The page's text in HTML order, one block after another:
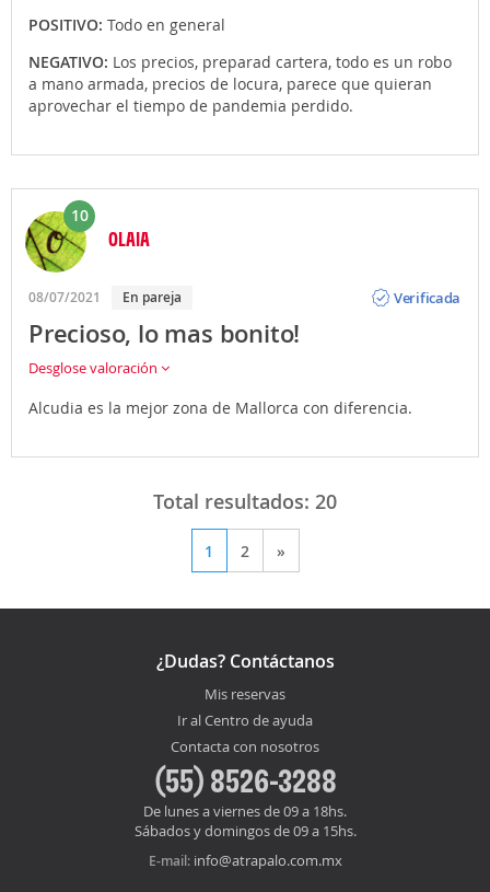
POSITIVO: Todo en general
NEGATIVO: Los precios, preparad cartera, todo es un robo
a mano armada, precios de locura, parece que quieran
aprovechar el tiempo de pandemia perdido.
10
OLAIA
08/07/2021 En pareja
Verificada
Precioso, lo mas bonito!
Desglose valoración
Alcudia es la mejor zona de Mallorca con diferencia.
Total resultados: 20
1 2 »
¿Dudas? Contáctanos
Mis reservas
Ir al Centro de ayuda
Contacta con nosotros
(55) 8526-3288
De lunes a viernes de 09 a 18hs.
Sábados y domingos de 09 a 15hs.
E-mail: info@atrapalo.com.mx